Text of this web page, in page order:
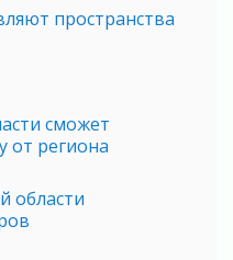
пространства
сможет
от региона
области